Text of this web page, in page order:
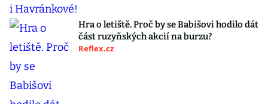
Hra o letiště. Proč by se Babišovi hodilo dát
část ruzyňských akcií na burzu?
Reflex.cz